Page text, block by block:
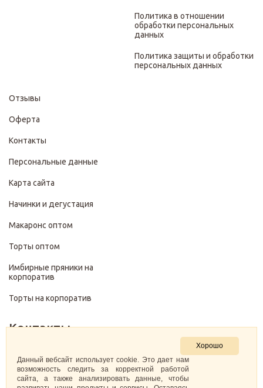
Политика в отношении
обработки персональных
данных
Политика защиты и обработки
персональных данных
Отзывы
Оферта
Контакты
Персональные данные
Карта сайта
Начинки и дегустация
Макаронс оптом
Торты оптом
Имбирные пряники на
корпоратив
Торты на корпоратив
Контакты
+7 (499) 322-28-29
pirojenka.rf@gmail.com
Хорошо
Данный вебсайт использует cookie. Это дает нам
возможность следить за корректной работой
сайта, а также анализировать данные, чтобы